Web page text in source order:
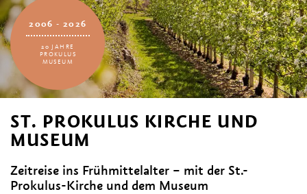
ST. PROKULUS KIRCHE UND
MUSEUM
Zeitreise ins Frühmittelalter – mit der St.-
Prokulus-Kirche und dem Museum
2006 - 2026
20 JAHRE
PROKULUS
MUSEUM